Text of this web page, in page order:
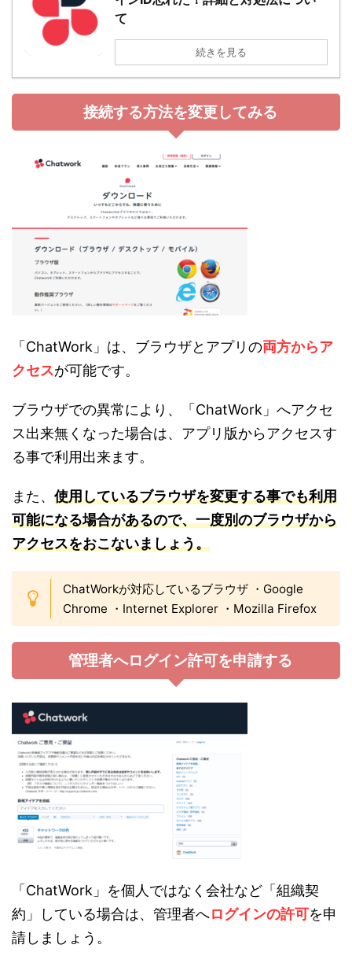
て
続きを見る
接続する方法を変更してみる
「ChatWork」は、ブラウザとアプリの両方からア
クセスが可能です。
ブラウザでの異常により、「ChatWork」へアクセ
ス出来無くなった場合は、アプリ版からアクセスす
る事で利用出来ます。
また、 使用しているブラウザを変更する事でも利用
可能になる場合があるので、一度別のブラウザから
アクセスをおこないましょう。
ChatWorkが対応しているブラウザ ・Google
Chrome ・Internet Explorer ・Mozilla Firefox
管理者へログイン許可を申請する
「ChatWork」を個人ではなく会社など「組織契
約」している場合は、管理者へログインの許可を申
請しましょう。